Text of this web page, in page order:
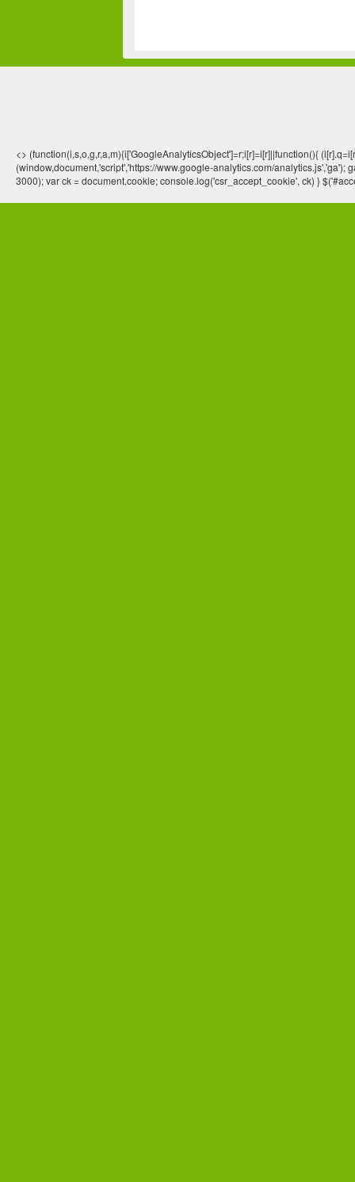
<> (function(i,s,o,g,r,a,m){i['GoogleAnalyticsObject']=r;i[r]=i[r]||function(){
(window,document,'script','https://www.google-analytics.com/
3000); var ck = document.cookie; console.log('csr_accept_cookie', ck) }